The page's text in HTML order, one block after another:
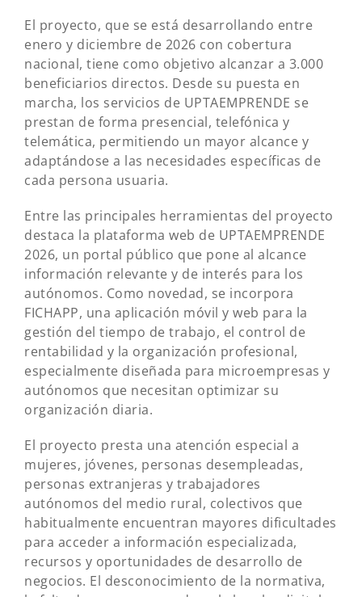
El proyecto, que se está desarrollando entre
enero y diciembre de 2026 con cobertura
nacional, tiene como objetivo alcanzar a 3.000
beneficiarios directos. Desde su puesta en
marcha, los servicios de UPTAEMPRENDE se
prestan de forma presencial, telefónica y
telemática, permitiendo un mayor alcance y
adaptándose a las necesidades específicas de
cada persona usuaria.
Entre las principales herramientas del proyecto
destaca la plataforma web de UPTAEMPRENDE
2026, un portal público que pone al alcance
información relevante y de interés para los
autónomos. Como novedad, se incorpora
FICHAPP, una aplicación móvil y web para la
gestión del tiempo de trabajo, el control de
rentabilidad y la organización profesional,
especialmente diseñada para microempresas y
autónomos que necesitan optimizar su
organización diaria.
El proyecto presta una atención especial a
mujeres, jóvenes, personas desempleadas,
personas extranjeras y trabajadores
autónomos del medio rural, colectivos que
habitualmente encuentran mayores dificultades
para acceder a información especializada,
recursos y oportunidades de desarrollo de
negocios. El desconocimiento de la normativa,